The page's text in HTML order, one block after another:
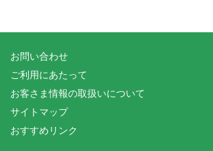
お問い合わせ
ご利用にあたって
お客さま情報の取扱いについて
サイトマップ
おすすめリンク